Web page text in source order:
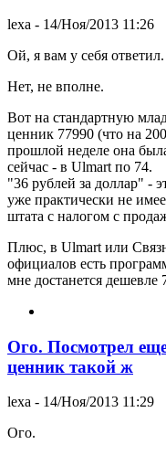
lexa - 14/Ноя/2013 11:26
Ой, я вам у себя
Нет, не вполне.
Вот на стандартную
ценник 77990 (что на
прошлой неделе она
сейчас - в Ulmart по 74.
"36 рублей за доллар" -
уже практически не
штата с налогом с
Плюс, в Ulmart или
официалов есть
мне достанется дешевле
Ого. Посмотрел
ценник такой ж
lexa - 14/Ноя/2013 11:29
Ого.